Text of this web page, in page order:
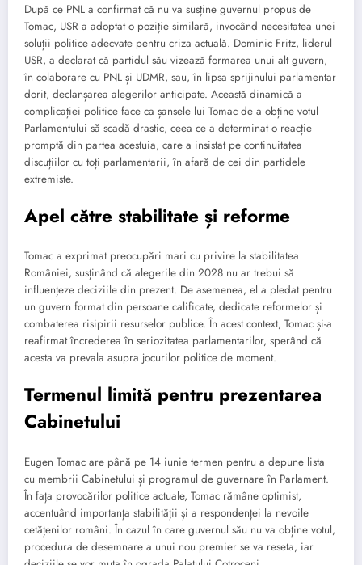
După ce PNL a confirmat că nu va susține guvernul propus de
Tomac, USR a adoptat o poziție similară, invocând necesitatea unei
soluții politice adecvate pentru criza actuală. Dominic Fritz, liderul
USR, a declarat că partidul său vizează formarea unui alt guvern,
în colaborare cu PNL și UDMR, sau, în lipsa sprijinului parlamentar
dorit, declanșarea alegerilor anticipate. Această dinamică a
complicației politice face ca șansele lui Tomac de a obține votul
Parlamentului să scadă drastic, ceea ce a determinat o reacție
promptă din partea acestuia, care a insistat pe continuitatea
discuțiilor cu toți parlamentarii, în afară de cei din partidele
extremiste.
Apel către stabilitate și reforme
Tomac a exprimat preocupări mari cu privire la stabilitatea
României, susținând că alegerile din 2028 nu ar trebui să
influențeze deciziile din prezent. De asemenea, el a pledat pentru
un guvern format din persoane calificate, dedicate reformelor și
combaterea risipirii resurselor publice. În acest context, Tomac și-a
reafirmat încrederea în seriozitatea parlamentarilor, sperând că
acesta va prevala asupra jocurilor politice de moment.
Termenul limită pentru prezentarea
Cabinetului
Eugen Tomac are până pe 14 iunie termen pentru a depune lista
cu membrii Cabinetului și programul de guvernare în Parlament.
În fața provocărilor politice actuale, Tomac rămâne optimist,
accentuând importanța stabilității și a respondenței la nevoile
cetățenilor români. În cazul în care guvernul său nu va obține votul,
procedura de desemnare a unui nou premier se va reseta, iar